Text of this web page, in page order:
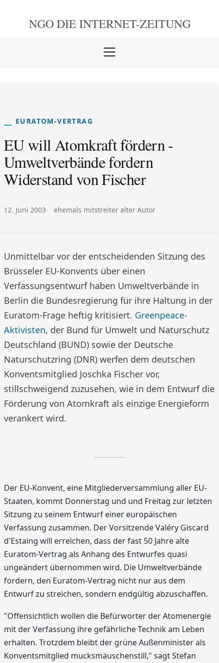
NGO DIE INTERNET-ZEITUNG
Menü
EURATOM-VERTRAG
EU will Atomkraft fördern -
Umweltverbände fordern
Widerstand von Fischer
Veröffentlicht am:
12. Juni 2003 Autor:
ehemals mitstreiter alter Autor
Unmittelbar vor der entscheidenden Sitzung des
Brüsseler EU-Konvents über einen
Verfassungsentwurf haben Umweltverbände in
Berlin die Bundesregierung für ihre Haltung in der
Euratom-Frage heftig kritisiert. Greenpeace-
Aktivisten, der Bund für Umwelt und Naturschutz
Deutschland (BUND) sowie der Deutsche
Naturschutzring (DNR) werfen dem deutschen
Konventsmitglied Joschka Fischer vor,
stillschweigend zuzusehen, wie in dem Entwurf die
Förderung von Atomkraft als einzige Energieform
verankert wird.
Der EU-Konvent, eine Mitgliederversammlung aller EU-
Staaten, kommt Donnerstag und und Freitag zur letzten
Sitzung zu seinem Entwurf einer europäischen
Verfassung zusammen. Der Vorsitzende Valéry Giscard
d'Estaing will erreichen, dass der fast 50 Jahre alte
Euratom-Vertrag als Anhang des Entwurfes quasi
ungeändert übernommen wird. Die Umweltverbände
fordern, den Euratom-Vertrag nicht nur aus dem
Entwurf zu streichen, sondern endgültig abzuschaffen.
"Offensichtlich wollen die Befürworter der Atomenergie
mit der Verfassung ihre gefährliche Technik am Leben
erhalten. Trotzdem bleibt der grüne Außenminister als
Konventsmitglied mucksmäuschenstill," sagt Stefan